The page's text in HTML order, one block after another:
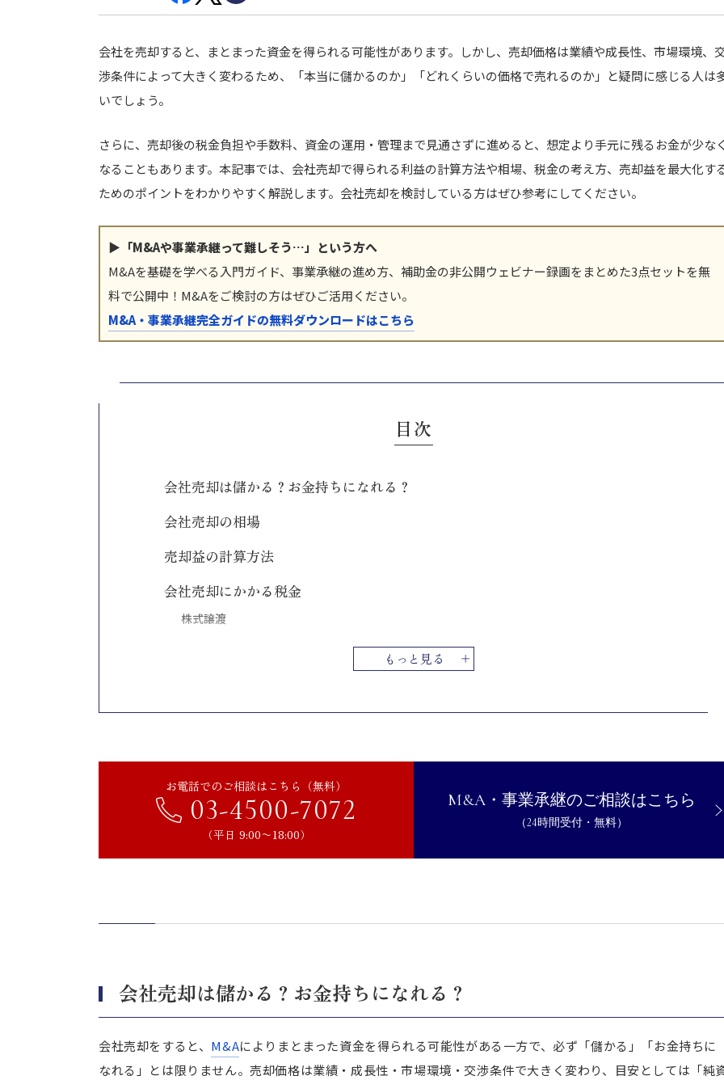
会社を売却すると、まとまった資金を得られる可能性があります。しかし、売却価格は業績や成長性、市場環境、
渉条件によって大きく変わるため、「本当に儲かるのか」「どれくらいの価格で売れるのか」と疑問に感じる人は
いでしょう。
さらに、売却後の税金負担や手数料、資金の運用・管理まで見通さずに進めると、想定より手元に残るお金が少な
なることもあります。本記事では、会社売却で得られる利益の計算方法や相場、税金の考え方、売却益を最大化す
ためのポイントをわかりやすく解説します。会社売却を検討している方はぜひ参考にしてください。
▶「M&Aや事業承継って難しそう…」という方へ
M&Aを基礎を学べる入門ガイド、事業承継の進め方、補助金の非公開ウェビナー録画をまとめた3点セットを無
料で公開中！M&Aをご検討の方はぜひご活用ください。
M&A・事業承継完全ガイドの無料ダウンロードはこちら
目次
もっと見る
会社売却は儲かる？お金持ちになれる？
会社売却の相場
売却益の計算方法
会社売却にかかる税金
株式譲渡
会社売却を成功させた後の人生は？
会社売却を成功させるためのポイント
適切な買い手を見つけて有利な条件で交渉を進める
売却後の税金対策を計画して手元に残る金額を最大化する
まとめ｜企業の魅力を高め、売却益の最大化を目指しましょう
お電話でのご相談はこちら（無料）
03-4500-7072
（平日 9:00〜18:00）
M&A・事業承継のご相談はこちら
（24時間受付・無料）
会社売却は儲かる？お金持ちになれる？
会社売却をすると、 M&Aによりまとまった資金を得られる可能性がある一方で、必ず「儲かる」「お金持ちに
なれる」とは限りません。売却価格は業績・成長性・市場環境・交渉条件で大きく変わり、目安としては「純